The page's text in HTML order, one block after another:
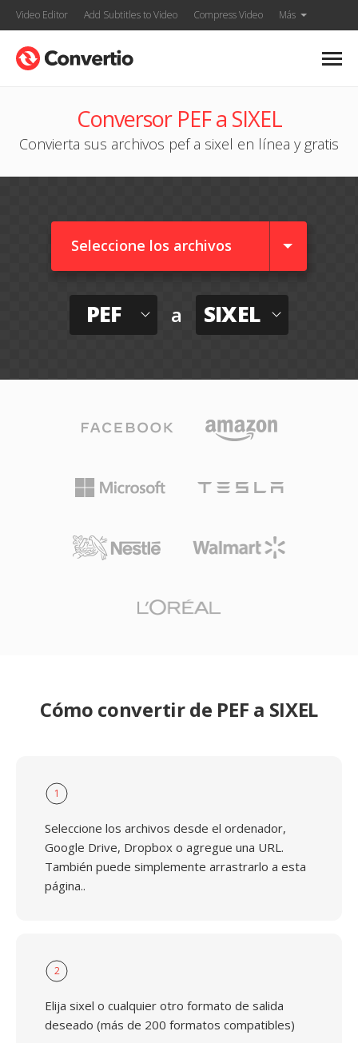
Video Editor Add Subtitles to Video Compress Video Más
Conversor PEF a SIXEL
Convierta sus archivos pef a sixel en línea y gratis
Seleccione los archivos
PEF a SIXEL
Cómo convertir de PEF a SIXEL
1
Seleccione los archivos desde el ordenador,
Google Drive, Dropbox o agregue una URL.
También puede simplemente arrastrarlo a esta
página..
2
Elija sixel o cualquier otro formato de salida
deseado (más de 200 formatos compatibles)